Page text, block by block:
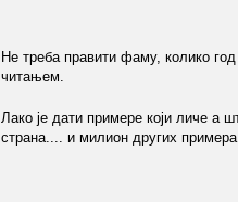
Не треба правити фаму, колико
читањем.
Лако је дати примере који личе а
страна.... и милион других примера